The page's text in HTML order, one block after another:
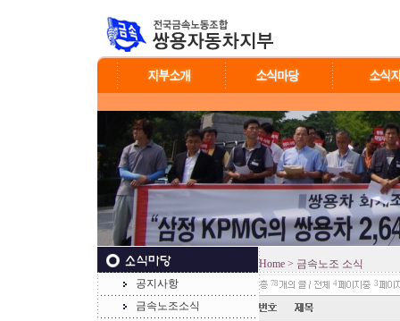
공지사항
금속노조소식
Home > 금속노조 소식
78 4 3